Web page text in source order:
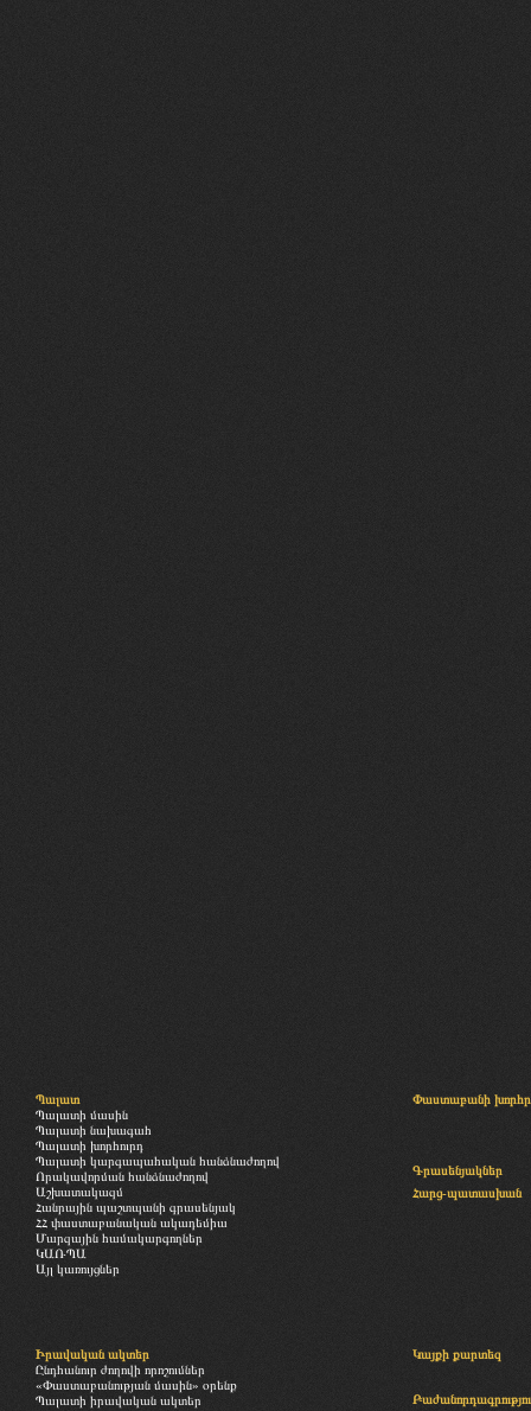
Պալատ
Պալատի մասին
Պալատի նախագահ
Պալատի խորհուրդ
Պալատի կարգապահական հանձնաժողով
Որակավորման հանձնաժողով
Աշխատակազմ
Հանրային պաշտպանի գրասենյակ
ՀՀ փաստաբանական ակադեմիա
Մարզային համակարգողներ
ԿԱՌՊԱ
Այլ կառույցներ
Փաստաբանի
Գրասենյակներ
Հարց-պատասխան
Իրավական ակտեր
Ընդհանուր ժողովի որոշումներ
«Փաստաբանության մասին» օրենք
Պալատի իրավական ակտեր
Կայքի քարտեզ